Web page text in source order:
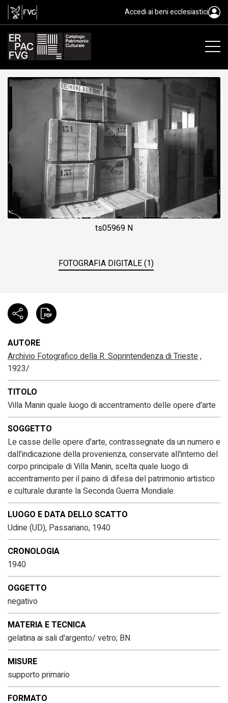
gelatina ai sali d'argento/ vetro
Accedi ai beni ecclesiastici
ts05969 N
FOTOGRAFIA DIGITALE (1)
AUTORE
Archivio Fotografico della R. Soprintendenza di Trieste,
1923/
TITOLO
Villa Manin quale luogo di accentramento delle opere d'arte
SOGGETTO
Le casse delle opere d'arte, contrassegnate da un numero e
dall’indicazione della provenienza, conservate all'interno del
corpo principale di Villa Manin, scelta quale luogo di
accentramento per il paino di difesa del patrimonio artistico
e culturale durante la Seconda Guerra Mondiale.
LUOGO E DATA DELLO SCATTO
Udine (UD), Passariano, 1940
CRONOLOGIA
1940
OGGETTO
negativo
MATERIA E TECNICA
gelatina ai sali d'argento/ vetro; BN
MISURE
supporto primario
FORMATO